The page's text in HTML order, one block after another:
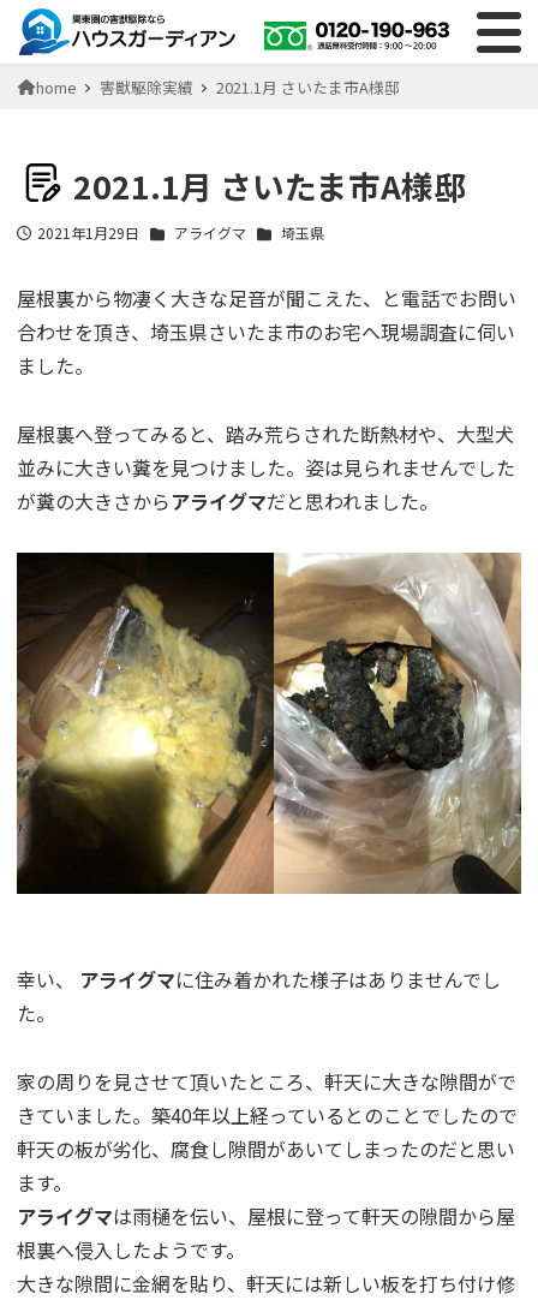
home 害獣駆除実績 2021.1月 さいたま市A様邸
2021.1月 さいたま市A様邸
投稿日
2021年1月29日 アライグマ 埼玉県
屋根裏から物凄く大きな足音が聞こえた、と電話でお問い
合わせを頂き、埼玉県さいたま市のお宅へ現場調査に伺い
ました。
屋根裏へ登ってみると、踏み荒らされた断熱材や、大型犬
並みに大きい糞を見つけました。姿は見られませんでした
が糞の大きさからアライグマだと思われました。
幸い、 アライグマに住み着かれた様子はありませんでし
た。
家の周りを見させて頂いたところ、軒天に大きな隙間がで
きていました。築40年以上経っているとのことでしたので
軒天の板が劣化、腐食し隙間があいてしまったのだと思い
ます。
アライグマは雨樋を伝い、屋根に登って軒天の隙間から屋
根裏へ侵入したようです。
大きな隙間に金網を貼り、軒天には新しい板を打ち付け修